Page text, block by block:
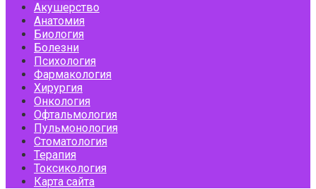
Акушерство
Анатомия
Биология
Болезни
Психология
Фармакология
Хирургия
Онкология
Офтальмология
Пульмонология
Стоматология
Терапия
Токсикология
Карта сайта